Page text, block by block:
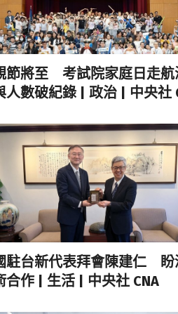
節將至 考試院家庭日走航
人數破紀錄 | 政治 | 中央社
駐台新代表拜會陳建仁 盼
合作 | 生活 | 中央社 CNA